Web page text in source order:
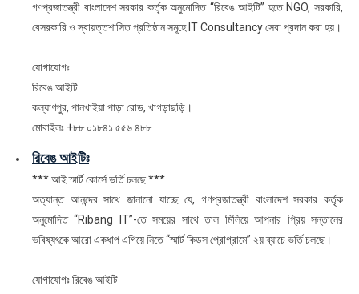
গণপ্রজাতন্ত্রী বাংলাদেশ সরকার কর্তৃক অনুমোদিত “রিবেঙ আইটি” হতে NGO, সরকারি,
বেসরকারি ও স্বায়ত্তশাসিত প্রতিষ্ঠান সমূহে IT Consultancy সেবা প্রদান করা হয়।
যোগাযোগঃ
রিবেঙ আইটি
কল্যাণপুর, পানখাইয়া পাড়া রোড, খাগড়াছড়ি।
মোবাইলঃ +৮৮ ০১৮৪১ ৫৫৬ ৪৮৮
রিবেঙ আইটিঃ
*** আই স্মার্ট কোর্সে ভর্তি চলছে ***
অত্যান্ত আনন্দের সাথে জানানো যাচ্ছে যে, গণপ্রজাতন্ত্রী বাংলাদেশ সরকার কর্তৃক
অনুমোদিত “Ribang IT”-তে সময়ের সাথে তাল মিলিয়ে আপনার প্রিয় সন্তানের
ভবিষ্যৎকে আরো একধাপ এগিয়ে নিতে “স্মার্ট কিডস প্রোগ্রামে” ২য় ব্যাচে ভর্তি চলছে।
যোগাযোগঃ রিবেঙ আইটি